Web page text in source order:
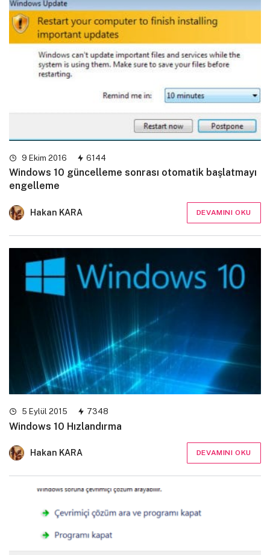
9 Ekim 2016 6144
Windows 10 güncelleme sonrası otomatik başlatmayı
engelleme
Hakan KARA DEVAMINI OKU
5 Eylül 2015 7348
Windows 10 Hızlandırma
Hakan KARA DEVAMINI OKU